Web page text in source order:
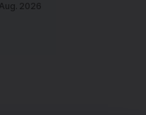
nicht mehr nur
2026